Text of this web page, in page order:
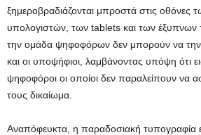
ξημεροβραδιάζονται μπροστά στις οθόνες
υπολογιστών, των tablets και των
την ομάδα ψηφοφόρων δεν μπορούν να
και οι υποψήφιοι, λαμβάνοντας υπόψη ότι
ψηφοφόροι οι οποίοι δεν παραλείπουν να
τους δικαίωμα.
Αναπόφευκτα, η παραδοσιακή τυπογραφία